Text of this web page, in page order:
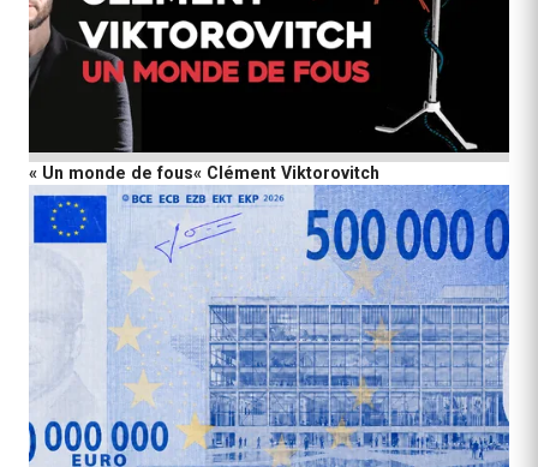
« Un monde de fous« Clément Viktorovitch